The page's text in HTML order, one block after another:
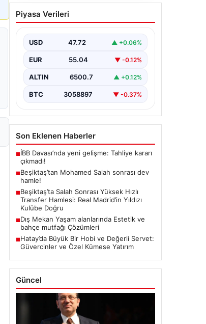
Beşiktaş’tan Mohamed
Salah sonrası dev hamle!
Piyasa Verileri
USD 47.72 ▲ +0.06%
EUR 55.04 ▼ -0.12%
ALTIN 6500.7 ▲ +0.12%
BTC 3058897 ▼ -0.37%
Son Eklenen Haberler
■İBB Davası’nda yeni gelişme: Tahliye kararı
çıkmadı!
■Beşiktaş’tan Mohamed Salah sonrası dev
hamle!
■Beşiktaş’ta Salah Sonrası Yüksek Hızlı
Transfer Hamlesi: Real Madrid’in Yıldızı
Kulübe Doğru
■Dış Mekan Yaşam alanlarında Estetik ve
bahçe mutfağı Çözümleri
■Hatay’da Büyük Bir Hobi ve Değerli Servet:
Güvercinler ve Özel Kümese Yatırım
Güncel